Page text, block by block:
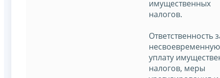
имущественных
налогов.
Ответственность
несвоевременную
уплату
налогов, меры